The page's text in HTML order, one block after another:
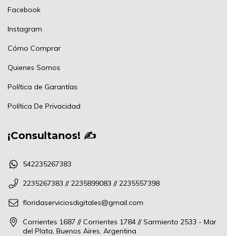
Facebook
Instagram
Cómo Comprar
Quienes Somos
Política de Garantías
Política De Privacidad
¡Consultanos! ✍
542235267383
2235267383 // 2235899083 // 2235557398
floridaserviciosdigitales@gmail.com
Corrientes 1687 // Corrientes 1784 // Sarmiento 2533 - Mar
del Plata, Buenos Aires, Argentina